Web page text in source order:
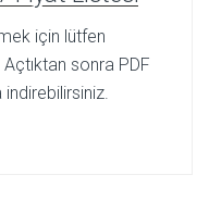
için lütfen
Açtıktan sonra PDF
indirebilirsiniz.